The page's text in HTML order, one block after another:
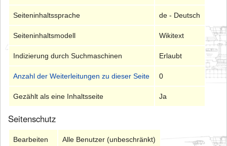
Seiteninhaltssprache de - Deutsch
Seiteninhaltsmodell Wikitext
Indizierung durch Suchmaschinen Erlaubt
Anzahl der Weiterleitungen zu dieser Seite 0
Gezählt als eine Inhaltsseite Ja
Seitenschutz
Bearbeiten Alle Benutzer (unbeschränkt)